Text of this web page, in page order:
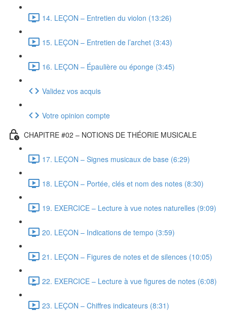
14. LEÇON – Entretien du violon (13:26)
15. LEÇON – Entretien de l’archet (3:43)
16. LEÇON – Épaulière ou éponge (3:45)
Validez vos acquis
Votre opinion compte
CHAPITRE #02 – NOTIONS DE THÉORIE MUSICALE
17. LEÇON – Signes musicaux de base (6:29)
18. LEÇON – Portée, clés et nom des notes (8:30)
19. EXERCICE – Lecture à vue notes naturelles (9:09)
20. LEÇON – Indications de tempo (3:59)
21. LEÇON – Figures de notes et de silences (10:05)
22. EXERCICE – Lecture à vue figures de notes (6:08)
23. LEÇON – Chiffres indicateurs (8:31)